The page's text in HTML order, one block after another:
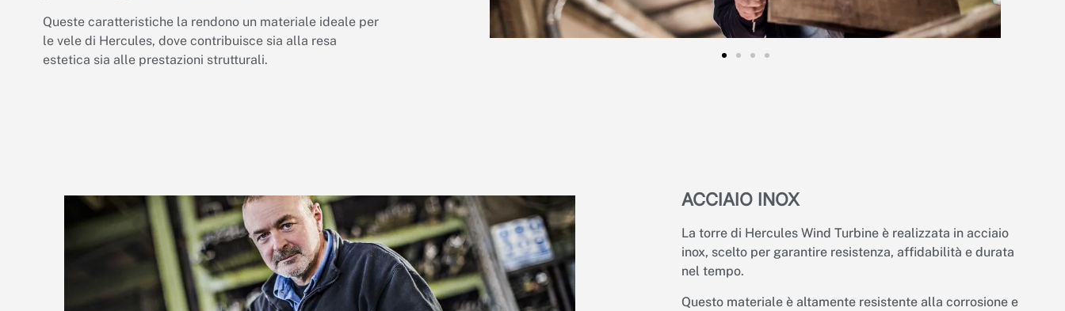
Queste caratteristiche la rendono un materiale ideale per
le vele di Hercules, dove contribuisce sia alla resa
estetica sia alle prestazioni strutturali.
ACCIAIO INOX
La torre di Hercules Wind Turbine è realizzata in acciaio
inox, scelto per garantire resistenza, affidabilità e durata
nel tempo.
Questo materiale è altamente resistente alla corrosione e